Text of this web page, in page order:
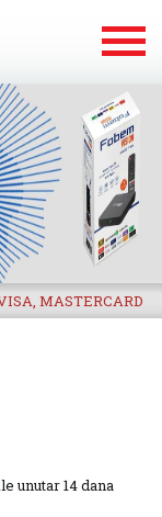
MASTERCARD
unutar 14 dana